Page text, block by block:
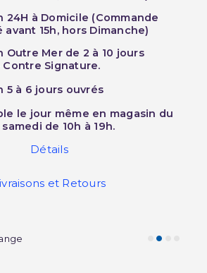
24H à Domicile (Commande
avant 15h, hors Dimanche)
Outre Mer de 2 à 10 jours
Contre Signature.
5 à 6 jours ouvrés
le jour même en magasin du
de 10h à 19h.
Détails
et Retours